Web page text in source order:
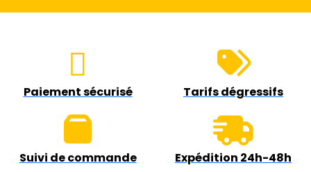
Paiement sécurisé Tarifs dégressifs
Suivi de commande Expédition 24h-48h